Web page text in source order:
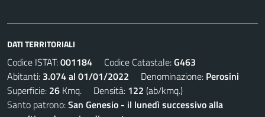
DATI TERRITORIALI
Codice ISTAT:001184 Codice Catastale:G463
Abitanti: 3.074 al 01/01/2022 Denominazione: Perosini
Superficie: 26 Kmq. Densità: 122 (ab/kmq.)
Santo patrono:San Genesio - il lunedì successivo alla